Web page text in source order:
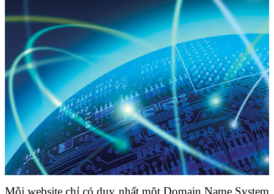
Mỗi website chỉ có duy nhất một Domain Name System